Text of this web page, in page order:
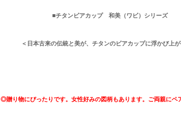
■チタンビアカップ 和美（ワビ）シリーズ
＜日本古来の伝統と美が、チタンのビアカップに浮かび上
◎贈り物にぴったりです。女性好みの図柄もあります。ご両親にペ